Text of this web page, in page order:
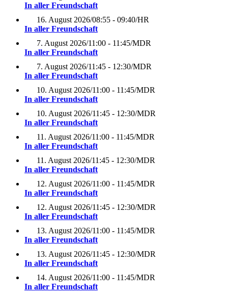
In aller Freundschaft
16. August 2026/08:55 - 09:40/HR
In aller Freundschaft
7. August 2026/11:00 - 11:45/MDR
In aller Freundschaft
7. August 2026/11:45 - 12:30/MDR
In aller Freundschaft
10. August 2026/11:00 - 11:45/MDR
In aller Freundschaft
10. August 2026/11:45 - 12:30/MDR
In aller Freundschaft
11. August 2026/11:00 - 11:45/MDR
In aller Freundschaft
11. August 2026/11:45 - 12:30/MDR
In aller Freundschaft
12. August 2026/11:00 - 11:45/MDR
In aller Freundschaft
12. August 2026/11:45 - 12:30/MDR
In aller Freundschaft
13. August 2026/11:00 - 11:45/MDR
In aller Freundschaft
13. August 2026/11:45 - 12:30/MDR
In aller Freundschaft
14. August 2026/11:00 - 11:45/MDR
In aller Freundschaft